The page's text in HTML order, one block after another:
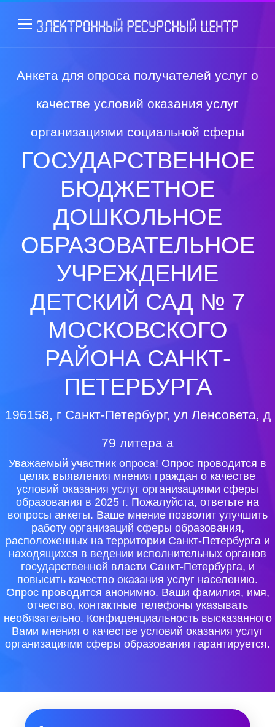
Анкета для опроса получателей услуг о
качестве условий оказания услуг
организациями социальной сферы
ГОСУДАРСТВЕННОЕ
БЮДЖЕТНОЕ
ДОШКОЛЬНОЕ
ОБРАЗОВАТЕЛЬНОЕ
УЧРЕЖДЕНИЕ
ДЕТСКИЙ САД № 7
МОСКОВСКОГО
РАЙОНА САНКТ-
ПЕТЕРБУРГА
196158, г Санкт-Петербург, ул Ленсовета, д
79 литера а
Уважаемый участник опроса! Опрос проводится в
целях выявления мнения граждан о качестве
условий оказания услуг организациями сферы
образования в 2025 г. Пожалуйста, ответьте на
вопросы анкеты. Ваше мнение позволит улучшить
работу организаций сферы образования,
расположенных на территории Санкт-Петербурга и
находящихся в ведении исполнительных органов
государственной власти Санкт-Петербурга, и
повысить качество оказания услуг населению.
Опрос проводится анонимно. Ваши фамилия, имя,
отчество, контактные телефоны указывать
необязательно. Конфиденциальность высказанного
Вами мнения о качестве условий оказания услуг
организациями сферы образования гарантируется.